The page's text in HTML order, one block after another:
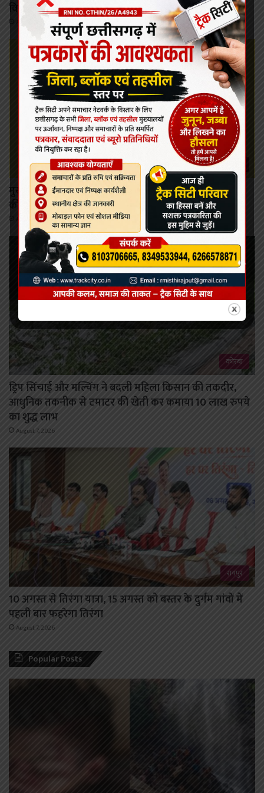
विशेष ध्यान: कलेक्टर दुदावत
मुख्यमंत्री विष्णु देव साय ने महतारी वंदन योजना की 30वीं किश्त
की राशि महिलाओं के खातों में की अंतरित
August 7, 2026
कोरबा
ड्रिप सिंचाई और मल्चिंग ने बदली महिला किसान की तकदीर,
आधुनिक तकनीक से टमाटर की खेती कर कमाया 10 लाख रुपये
का शुद्ध लाभ
August 7, 2026
रायपुर
10 अगस्त से तिरंगा यात्रा, 15 अगस्त को बस्तर के दुर्गम गांवों में
पहली बार फहरेगा तिरंगा
August 7, 2026
Popular Posts